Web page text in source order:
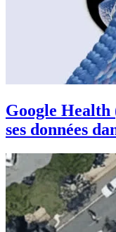
Google
ses données